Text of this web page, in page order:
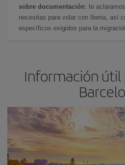
sobre documentación: te
necesitas para volar con Iberia, así
específicos exigidos para la
Información útil